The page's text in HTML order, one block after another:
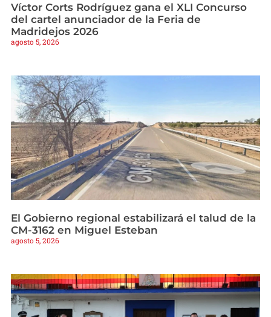
Víctor Corts Rodríguez gana el XLI Concurso
del cartel anunciador de la Feria de
Madridejos 2026
agosto 5, 2026
El Gobierno regional estabilizará el talud de la
CM-3162 en Miguel Esteban
agosto 5, 2026